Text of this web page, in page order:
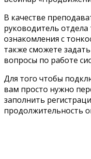
В качестве
руководитель
ознакомления с
также сможете
вопросы по работе
Для того чтобы
вам просто нужно
заполнить
продолжительность